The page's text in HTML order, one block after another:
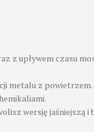
z upływem czasu
metalu z powietrzem.
wersję jaśniejszą i